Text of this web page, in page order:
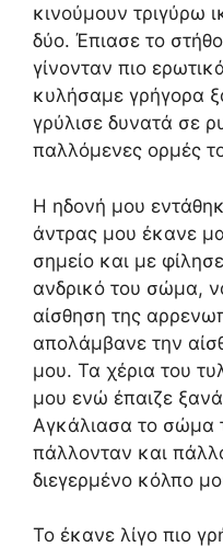
κινούμουν τριγύρω
δύο. Έπιασε το
γίνονταν πιο
κυλήσαμε γρήγορα
γρύλισε δυνατά σε
παλλόμενες ορμές
Η ηδονή μου
άντρας μου έκανε
σημείο και με
ανδρικό του σώμα,
αίσθηση της
απολάμβανε την
μου. Τα χέρια του
μου ενώ έπαιζε
Αγκάλιασα το σώμα
πάλλονταν και
διεγερμένο κόλπο
Το έκανε λίγο πιο